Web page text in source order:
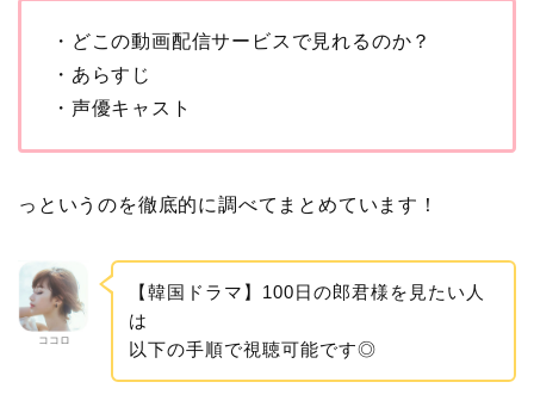
・どこの動画配信サービスで見れるのか？
・あらすじ
・声優キャスト
っというのを徹底的に調べてまとめています！
ココロ
【韓国ドラマ】100日の郎君様を見たい人
は
以下の手順で視聴可能です◎